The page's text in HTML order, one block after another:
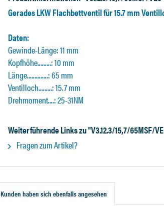
Gerades LKW Flachbettventil für 15.7 mm
Daten:
Gewinde-Länge: 11 mm
Kopfhöhe.........: 10 mm
Länge..............: 65 mm
Ventilloch.........: 15.7 mm
Drehmoment....: 25-31NM
Weiterführende Links zu "V3.12.3/15,7/65MSF/
Fragen zum Artikel?
Kunden haben sich ebenfalls angesehen